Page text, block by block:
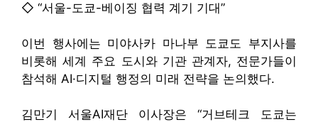
◇ “서울-도쿄-베이징 협력 계기 기대”
이번 행사에는 미야사카 마나부 도쿄도 부지사를
비롯해 세계 주요 도시와 기관 관계자, 전문가들이
참석해 AI·디지털 행정의 미래 전략을 논의했다.
김만기 서울AI재단 이사장은 “거브테크 도쿄는